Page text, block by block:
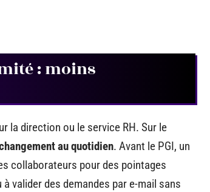
: moins
la direction ou le service RH. Sur le
au quotidien. Avant le PGI, un
collaborateurs pour des pointages
valider des demandes par e-mail sans